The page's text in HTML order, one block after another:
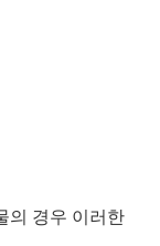
의 경우 이러한